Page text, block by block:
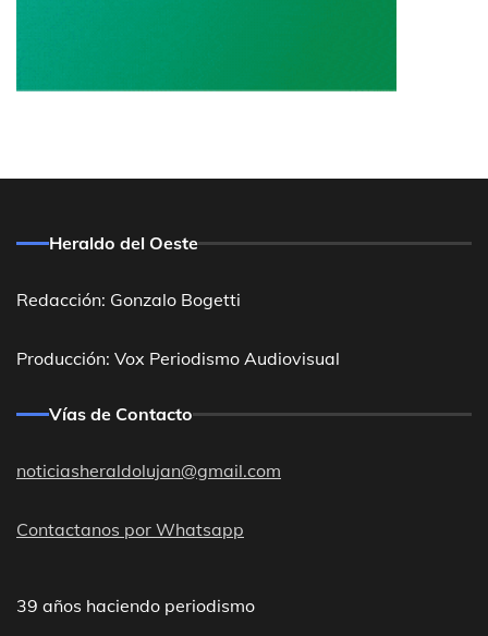
Heraldo del Oeste
Redacción: Gonzalo Bogetti
Producción: Vox Periodismo Audiovisual
Vías de Contacto
noticiasheraldolujan@gmail.com
Contactanos por Whatsapp
39 años haciendo periodismo